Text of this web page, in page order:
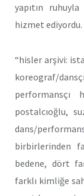
yapıtın
hizmet ediyordu.
“hisler arşivi:
koreograf/
performansçı
postalcıoğlu,
dans/
birbirlerinden
bedene, dört
farklı kimliğe